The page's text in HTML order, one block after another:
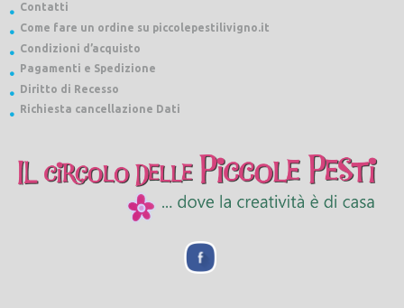
Contatti
Come fare un ordine su piccolepestilivigno.it
Condizioni d’acquisto
Pagamenti e Spedizione
Diritto di Recesso
Richiesta cancellazione Dati